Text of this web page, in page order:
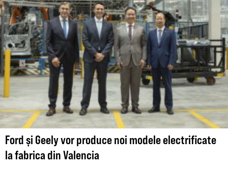
Ford și Geely vor produce noi modele electrificate
la fabrica din Valencia